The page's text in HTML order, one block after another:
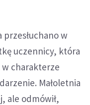
w
uczennicy, która
w charakterze
Małoletnia
ale odmówił,